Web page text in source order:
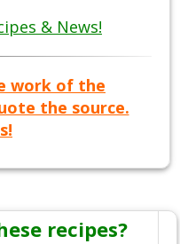
& News!
work of the
the source.
recipes?